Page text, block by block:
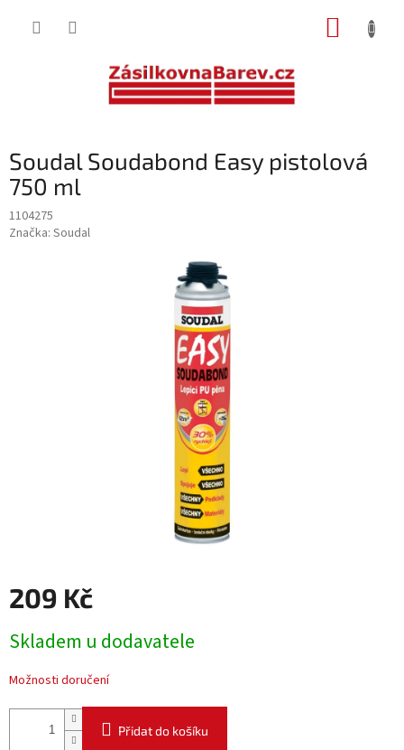
Soudal Soudabond Easy pistolová
750 ml
1104275
Značka: Soudal
209 Kč
cena:
Skladem u dodavatele
Možnosti doručení
Přidat do košíku